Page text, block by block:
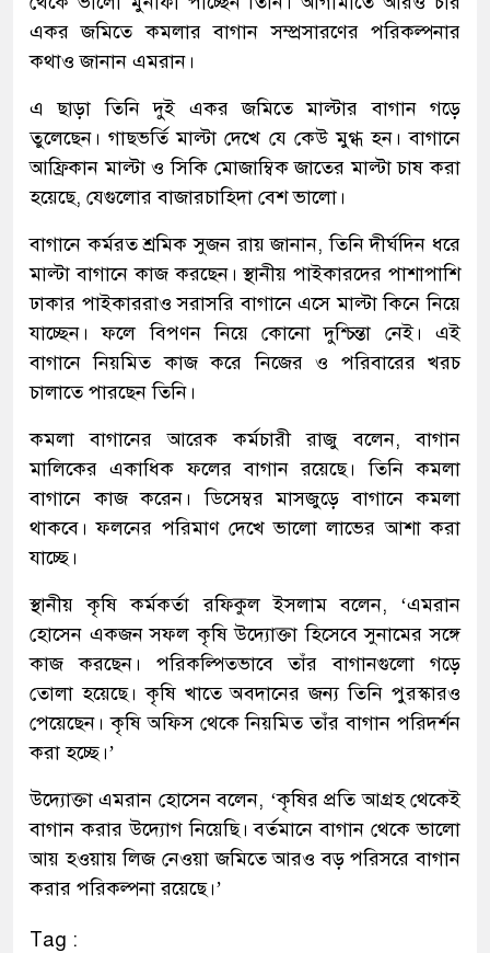
একর জমিতে কমলার বাগান সম্প্রসারণের পরিকল্পনার
কথাও জানান এমরান।
এ ছাড়া তিনি দুই একর জমিতে মাল্টার বাগান গড়ে
তুলেছেন। গাছভর্তি মাল্টা দেখে যে কেউ মুগ্ধ হন। বাগানে
আফ্রিকান মাল্টা ও সিকি মোজাম্বিক জাতের মাল্টা চাষ করা
হয়েছে, যেগুলোর বাজারচাহিদা বেশ ভালো।
বাগানে কর্মরত শ্রমিক সুজন রায় জানান, তিনি দীর্ঘদিন ধরে
মাল্টা বাগানে কাজ করছেন। স্থানীয় পাইকারদের পাশাপাশি
ঢাকার পাইকাররাও সরাসরি বাগানে এসে মাল্টা কিনে নিয়ে
যাচ্ছেন। ফলে বিপণন নিয়ে কোনো দুশ্চিন্তা নেই। এই
বাগানে নিয়মিত কাজ করে নিজের ও পরিবারের খরচ
চালাতে পারছেন তিনি।
কমলা বাগানের আরেক কর্মচারী রাজু বলেন, বাগান
মালিকের একাধিক ফলের বাগান রয়েছে। তিনি কমলা
বাগানে কাজ করেন। ডিসেম্বর মাসজুড়ে বাগানে কমলা
থাকবে। ফলনের পরিমাণ দেখে ভালো লাভের আশা করা
যাচ্ছে।
স্থানীয় কৃষি কর্মকর্তা রফিকুল ইসলাম বলেন, ‘এমরান
হোসেন একজন সফল কৃষি উদ্যোক্তা হিসেবে সুনামের সঙ্গে
কাজ করছেন। পরিকল্পিতভাবে তাঁর বাগানগুলো গড়ে
তোলা হয়েছে। কৃষি খাতে অবদানের জন্য তিনি পুরস্কারও
পেয়েছেন। কৃষি অফিস থেকে নিয়মিত তাঁর বাগান পরিদর্শন
করা হচ্ছে।’
উদ্যোক্তা এমরান হোসেন বলেন, ‘কৃষির প্রতি আগ্রহ থেকেই
বাগান করার উদ্যোগ নিয়েছি। বর্তমানে বাগান থেকে ভালো
আয় হওয়ায় লিজ নেওয়া জমিতে আরও বড় পরিসরে বাগান
করার পরিকল্পনা রয়েছে।’
Tag :